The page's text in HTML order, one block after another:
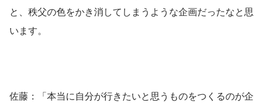
と、秩父の色をかき消してしまうような企画だったなと思
います。
佐藤：「本当に自分が行きたいと思うものをつくるのが企